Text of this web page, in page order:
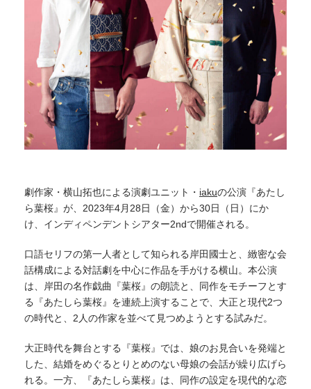
劇作家・横山拓也による演劇ユニット・ iakuの公演『あたし
ら葉桜』が、2023年4月28日（金）から30日（日）にか
け、インディペンデントシアター2ndで開催される。
口語セリフの第一人者として知られる岸田國士と、緻密な会
話構成による対話劇を中心に作品を手がける横山。本公演
は、岸田の名作戯曲『葉桜』の朗読と、同作をモチーフとす
る『あたしら葉桜』を連続上演することで、大正と現代2つ
の時代と、2人の作家を並べて見つめようとする試みだ。
大正時代を舞台とする『葉桜』では、娘のお見合いを発端と
した、結婚をめぐるとりとめのない母娘の会話が繰り広げら
れる。一方、『あたしら葉桜』は、同作の設定を現代的な恋